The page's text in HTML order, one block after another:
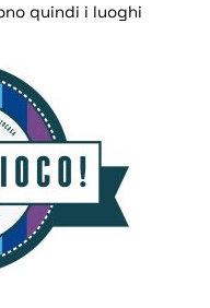
quindi i luoghi